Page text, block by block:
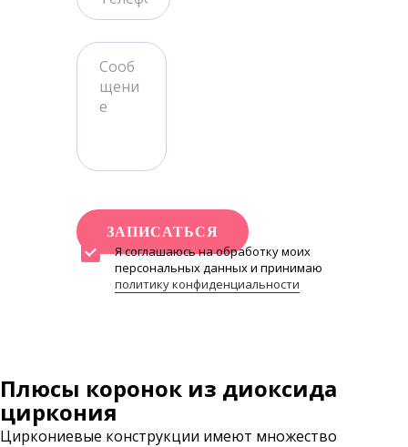
ЗАПИСАТЬСЯ
Я соглашаюсь на обработку моих
персональных данных и принимаю
политику конфиденциальности
Плюсы коронок из диоксида
циркония
Циркониевые конструкции имеют множество